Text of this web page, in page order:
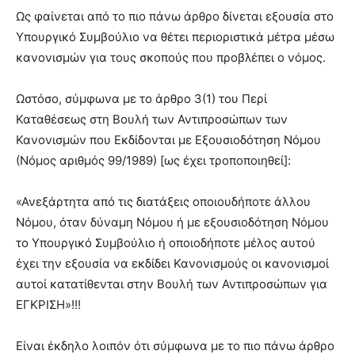
Ως φαίνεται από το πιο πάνω άρθρο δίνεται εξουσία στο
Υπουργικό Συμβούλιο να θέτει περιοριστικά μέτρα μέσω
κανονισμών για τους σκοπούς που προβλέπει ο νόμος.
Ωστόσο, σύμφωνα με το άρθρο 3(1) του Περί
Καταθέσεως στη Βουλή των Αντιπροσώπων των
Κανονισμών που Εκδίδονται με Εξουσιοδότηση Νόμου
(Νόμος αριθμός 99/1989) [ως έχει τροποποιηθεί]:
«Ανεξάρτητα από τις διατάξεις οποιουδήποτε άλλου
Νόμου, όταν δύναμη Νόμου ή με εξουσιοδότηση Νόμου
το Υπουργικό Συμβούλιο ή οποιοδήποτε μέλος αυτού
έχει την εξουσία να εκδίδει Κανονισμούς οι κανονισμοί
αυτοί κατατίθενται στην Βουλή των Αντιπροσώπων για
ΕΓΚΡΙΣΗ»!!!
Είναι έκδηλο λοιπόν ότι σύμφωνα με το πιο πάνω άρθρο